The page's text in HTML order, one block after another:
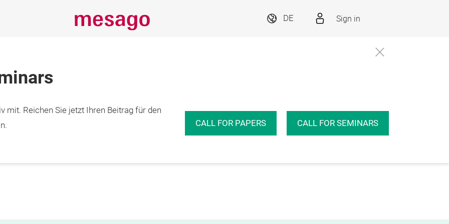
DE Sign in
mit. Reichen Sie jetzt Ihren Beitrag für den
CALL FOR PAPERS CALL FOR SEMINARS